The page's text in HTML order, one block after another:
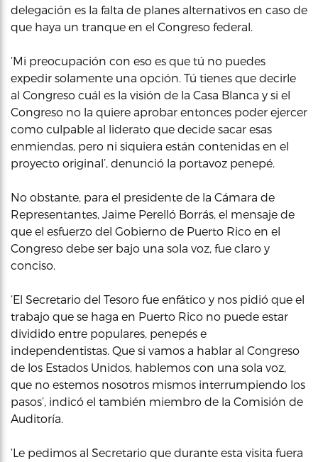
delegación es la falta de planes alternativos en caso de
que haya un tranque en el Congreso federal.
‘Mi preocupación con eso es que tú no puedes
expedir solamente una opción. Tú tienes que decirle
al Congreso cuál es la visión de la Casa Blanca y si el
Congreso no la quiere aprobar entonces poder ejercer
como culpable al liderato que decide sacar esas
enmiendas, pero ni siquiera están contenidas en el
proyecto original’, denunció la portavoz penepé.
No obstante, para el presidente de la Cámara de
Representantes, Jaime Perelló Borrás, el mensaje de
que el esfuerzo del Gobierno de Puerto Rico en el
Congreso debe ser bajo una sola voz, fue claro y
conciso.
‘El Secretario del Tesoro fue enfático y nos pidió que el
trabajo que se haga en Puerto Rico no puede estar
dividido entre populares, penepés e
independentistas. Que si vamos a hablar al Congreso
de los Estados Unidos, hablemos con una sola voz,
que no estemos nosotros mismos interrumpiendo los
pasos’, indicó el también miembro de la Comisión de
Auditoría.
‘Le pedimos al Secretario que durante esta visita fuera